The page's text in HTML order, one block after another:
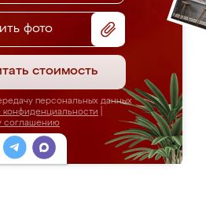
фото
стоимость
персональных данных
конфиденциальности
соглашению